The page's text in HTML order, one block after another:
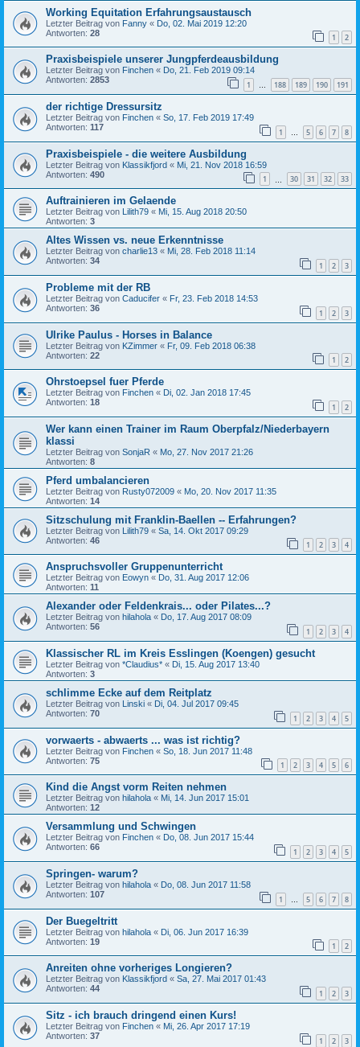
Working Equitation Erfahrungsaustausch
Letzter Beitrag von Fanny « Do, 02. Mai 2019 12:20
Antworten: 28 1 2
Praxisbeispiele unserer Jungpferdeausbildung
Letzter Beitrag von Finchen « Do, 21. Feb 2019 09:14
Antworten: 2853 1 … 188 189 190 191
der richtige Dressursitz
Letzter Beitrag von Finchen « So, 17. Feb 2019 17:49
Antworten: 117 1 … 5 6 7 8
Praxisbeispiele - die weitere Ausbildung
Letzter Beitrag von Klassikfjord « Mi, 21. Nov 2018 16:59
Antworten: 490 1 30 31 32 33
Auftrainieren im Gelaende
Letzter Beitrag von Lilith79 « Mi, 15. Aug 2018 20:50
Antworten: 3
Altes Wissen vs. neue Erkenntnisse
Letzter Beitrag von charlie13 « Mi, 28. Feb 2018 11:14
Antworten: 34 1 2 3
Probleme mit der RB
Letzter Beitrag von Caducifer « Fr, 23. Feb 2018 14:53
Antworten: 36 1 2 3
Ulrike Paulus - Horses in Balance
Letzter Beitrag von KZimmer « Fr, 09. Feb 2018 06:38
Antworten: 22 1 2
Ohrstoepsel fuer Pferde
Letzter Beitrag von Finchen « Di, 02. Jan 2018 17:45
Antworten: 18 1 2
Wer kann einen Trainer im Raum Oberpfalz/Niederbayern
klassi
Letzter Beitrag von SonjaR « Mo, 27. Nov 2017 21:26
Antworten: 8
Pferd umbalancieren
Letzter Beitrag von Rusty072009 « Mo, 20. Nov 2017 11:35
Antworten: 14
Sitzschulung mit Franklin-Baellen -- Erfahrungen?
Letzter Beitrag von Lilith79 « Sa, 14. Okt 2017 09:29
Antworten: 46 1 2 3 4
Anspruchsvoller Gruppenunterricht
Letzter Beitrag von Eowyn « Do, 31. Aug 2017 12:06
Antworten: 11
Alexander oder Feldenkrais... oder Pilates...?
Letzter Beitrag von hilahola « Do, 17. Aug 2017 08:09
Antworten: 56 1 2 3 4
Klassischer RL im Kreis Esslingen (Koengen) gesucht
Letzter Beitrag von *Claudius* « Di, 15. Aug 2017 13:40
Antworten: 3
schlimme Ecke auf dem Reitplatz
Letzter Beitrag von Linski « Di, 04. Jul 2017 09:45
Antworten: 70 1 2 3 4 5
vorwaerts - abwaerts ... was ist richtig?
Letzter Beitrag von Finchen « So, 18. Jun 2017 11:48
Antworten: 75 1 2 3 4 5 6
Kind die Angst vorm Reiten nehmen
Letzter Beitrag von hilahola « Mi, 14. Jun 2017 15:01
Antworten: 12
Versammlung und Schwingen
Letzter Beitrag von Finchen « Do, 08. Jun 2017 15:44
Antworten: 66 1 2 3 4 5
Springen- warum?
Letzter Beitrag von hilahola « Do, 08. Jun 2017 11:58
Antworten: 107 1 … 5 6 7 8
Der Buegeltritt
Letzter Beitrag von hilahola « Di, 06. Jun 2017 16:39
Antworten: 19 1 2
Anreiten ohne vorheriges Longieren?
Letzter Beitrag von Klassikfjord « Sa, 27. Mai 2017 01:43
Antworten: 44 1 2 3
Sitz - ich brauch dringend einen Kurs!
Letzter Beitrag von Finchen « Mi, 26. Apr 2017 17:19
Antworten: 37 1 2 3